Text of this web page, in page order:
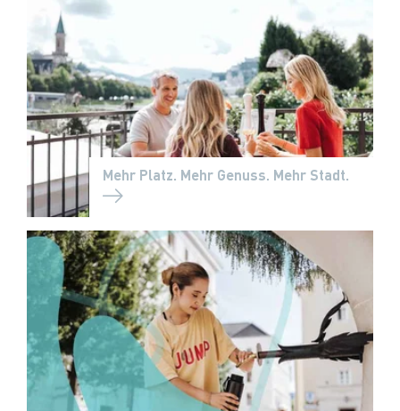
Mehr Platz. Mehr Genuss. Mehr Stadt.